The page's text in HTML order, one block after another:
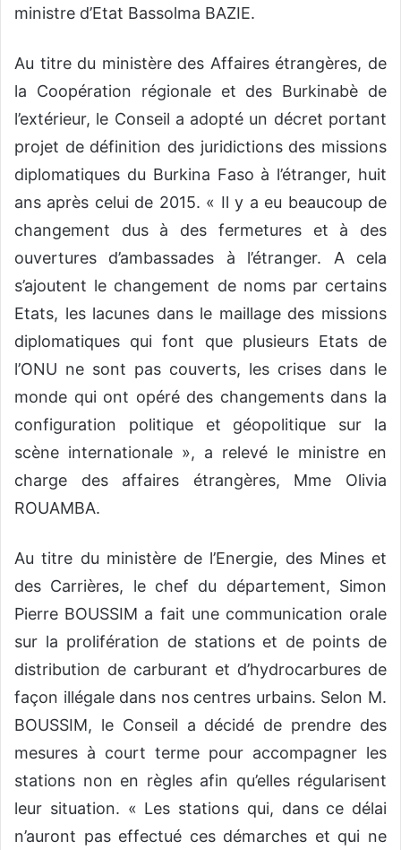
ministre d’Etat Bassolma BAZIE.
Au titre du ministère des Affaires étrangères, de
la Coopération régionale et des Burkinabè de
l’extérieur, le Conseil a adopté un décret portant
projet de définition des juridictions des missions
diplomatiques du Burkina Faso à l’étranger, huit
ans après celui de 2015. « Il y a eu beaucoup de
changement dus à des fermetures et à des
ouvertures d’ambassades à l’étranger. A cela
s’ajoutent le changement de noms par certains
Etats, les lacunes dans le maillage des missions
diplomatiques qui font que plusieurs Etats de
l’ONU ne sont pas couverts, les crises dans le
monde qui ont opéré des changements dans la
configuration politique et géopolitique sur la
scène internationale », a relevé le ministre en
charge des affaires étrangères, Mme Olivia
ROUAMBA.
Au titre du ministère de l’Energie, des Mines et
des Carrières, le chef du département, Simon
Pierre BOUSSIM a fait une communication orale
sur la prolifération de stations et de points de
distribution de carburant et d’hydrocarbures de
façon illégale dans nos centres urbains. Selon M.
BOUSSIM, le Conseil a décidé de prendre des
mesures à court terme pour accompagner les
stations non en règles afin qu’elles régularisent
leur situation. « Les stations qui, dans ce délai
n’auront pas effectué ces démarches et qui ne